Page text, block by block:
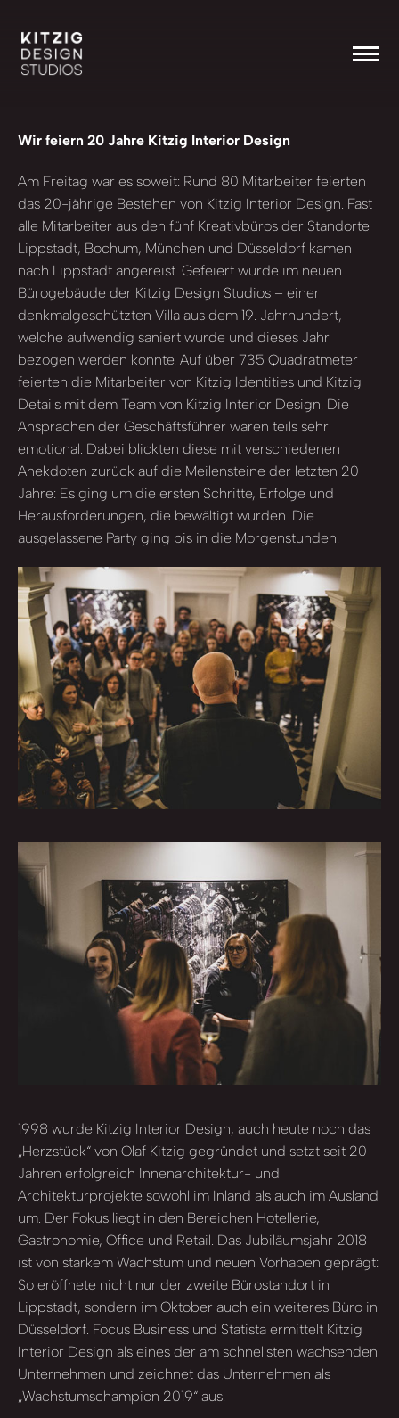
Wir feiern 20 Jahre Kitzig Interior Design
Am Freitag war es soweit: Rund 80 Mitarbeiter feierten
das 20-jährige Bestehen von Kitzig Interior Design. Fast
alle Mitarbeiter aus den fünf Kreativbüros der Standorte
Lippstadt, Bochum, München und Düsseldorf kamen
nach Lippstadt angereist. Gefeiert wurde im neuen
Bürogebäude der Kitzig Design Studios – einer
denkmalgeschützten Villa aus dem 19. Jahrhundert,
welche aufwendig saniert wurde und dieses Jahr
bezogen werden konnte. Auf über 735 Quadratmeter
feierten die Mitarbeiter von Kitzig Identities und Kitzig
Details mit dem Team von Kitzig Interior Design. Die
Ansprachen der Geschäftsführer waren teils sehr
emotional. Dabei blickten diese mit verschiedenen
Anekdoten zurück auf die Meilensteine der letzten 20
Jahre: Es ging um die ersten Schritte, Erfolge und
Herausforderungen, die bewältigt wurden. Die
ausgelassene Party ging bis in die Morgenstunden.
1998 wurde Kitzig Interior Design, auch heute noch das
„Herzstück“ von Olaf Kitzig gegründet und setzt seit 20
Jahren erfolgreich Innenarchitektur- und
Architekturprojekte sowohl im Inland als auch im Ausland
um. Der Fokus liegt in den Bereichen Hotellerie,
Gastronomie, Office und Retail. Das Jubiläumsjahr 2018
ist von starkem Wachstum und neuen Vorhaben geprägt:
So eröffnete nicht nur der zweite Bürostandort in
Lippstadt, sondern im Oktober auch ein weiteres Büro in
Düsseldorf. Focus Business und Statista ermittelt Kitzig
Interior Design als eines der am schnellsten wachsenden
Unternehmen und zeichnet das Unternehmen als
„Wachstumschampion 2019“ aus.